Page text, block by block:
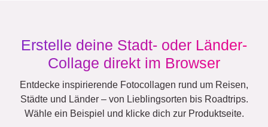
Erstelle deine Stadt- oder Länder-
Collage direkt im Browser
Entdecke inspirierende Fotocollagen rund um Reisen,
Städte und Länder – von Lieblingsorten bis Roadtrips.
Wähle ein Beispiel und klicke dich zur Produktseite.